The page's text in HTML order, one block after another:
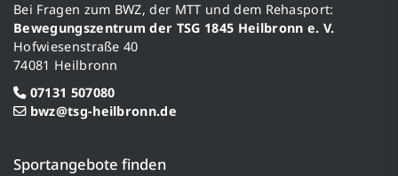
Bei Fragen zum BWZ, der MTT und dem Rehasport:
Bewegungszentrum der TSG 1845 Heilbronn e. V.
Hofwiesenstraße 40
74081 Heilbronn
07131 507080
bwz@tsg-heilbronn.de
Sportangebote finden